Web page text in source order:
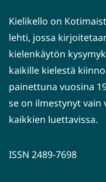
Kielikello on
lehti, jossa
kielenkäytön
kaikille kielestä
painettuna vuosina
se on ilmestynyt vain
kaikkien luettavissa.
ISSN 2489-7698